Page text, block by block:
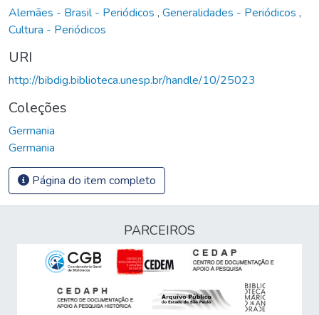
Alemães - Brasil - Periódicos , Generalidades - Periódicos ,
Cultura - Periódicos
URI
http://bibdig.biblioteca.unesp.br/handle/10/25023
Coleções
Germania
Germania
Página do item completo
PARCEIROS